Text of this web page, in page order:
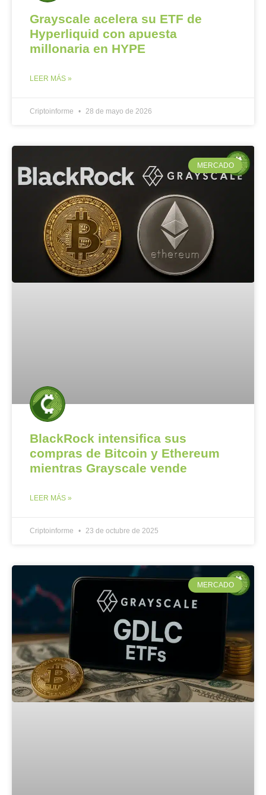
Grayscale acelera su ETF de
Hyperliquid con apuesta
millonaria en HYPE
LEER MÁS »
Criptoinforme 28 de mayo de 2026
MERCADO
BlackRock intensifica sus
compras de Bitcoin y Ethereum
mientras Grayscale vende
LEER MÁS »
Criptoinforme 23 de octubre de 2025
MERCADO